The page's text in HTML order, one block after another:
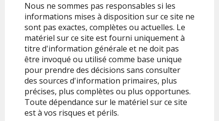
Nous ne sommes pas responsables si les
informations mises à disposition sur ce site ne
sont pas exactes, complètes ou actuelles. Le
matériel sur ce site est fourni uniquement à
titre d'information générale et ne doit pas
être invoqué ou utilisé comme base unique
pour prendre des décisions sans consulter
des sources d'information primaires, plus
précises, plus complètes ou plus opportunes.
Toute dépendance sur le matériel sur ce site
est à vos risques et périls.